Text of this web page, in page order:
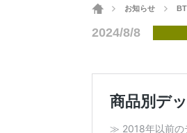
ホームお知らせ
2024/8/8